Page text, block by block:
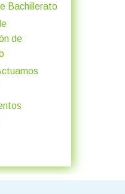
Bachillerato
de